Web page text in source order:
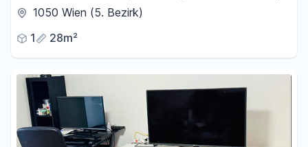
5. Bezirk
1050 Wien (5. Bezirk)
1
28m²